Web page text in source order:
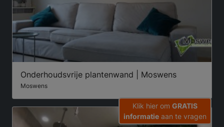
Onderhoudsvrije plantenwand | Moswens
Moswens
Klik hier om GRATIS
informatie aan te vragen